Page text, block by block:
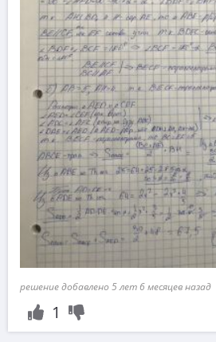
решение добавлено 5 лет 6 месяцев назад
1